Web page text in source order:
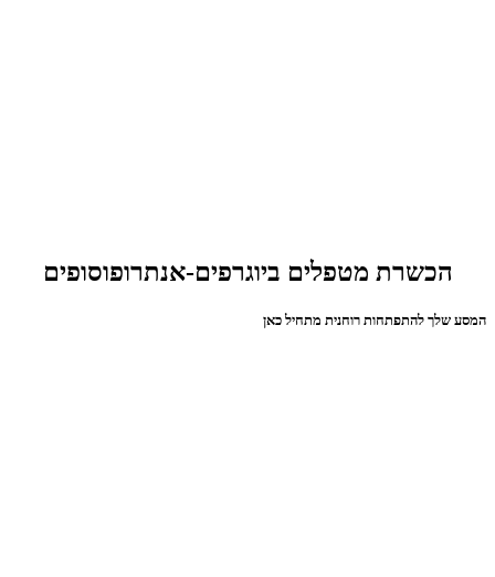
הכשרת מטפלים ביוגרפים-אנתרופוסופים
המסע שלך להתפתחות רוחנית מתחיל כאן